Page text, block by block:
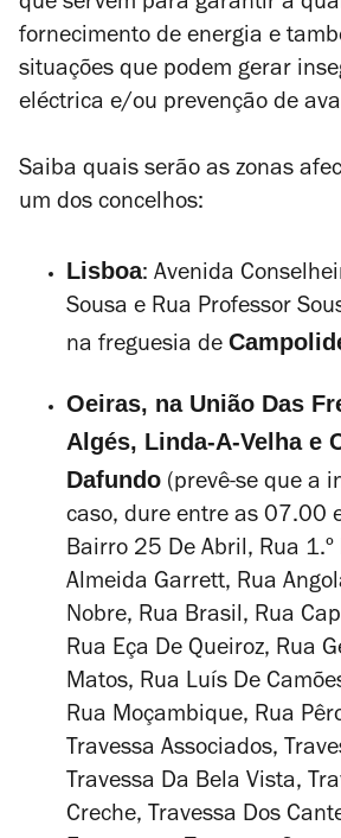
que servem para garantir a
fornecimento de energia e
situações que podem gerar
eléctrica e/ou prevenção de
Saiba quais serão as zonas
um dos concelhos:
Lisboa: Avenida
Sousa e Rua Professor
na freguesia de
Oeiras, na União Das
Algés, Linda-A-Velha e
Dafundo (prevê-se que a
caso, dure entre as 07.00
Bairro 25 De Abril, Rua 1.º
Almeida Garrett, Rua
Nobre, Rua Brasil, Rua
Rua Eça De Queiroz, Rua
Matos, Rua Luís De
Rua Moçambique, Rua
Travessa Associados,
Travessa Da Bela Vista,
Creche, Travessa Dos